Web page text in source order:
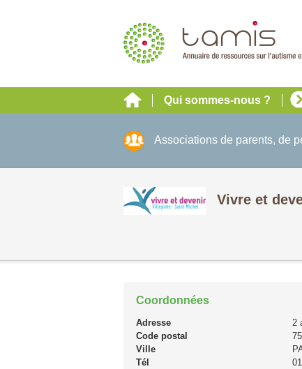
Qui sommes-nous ?
Associations de parents, de
Vivre et
Coordonnées
Adresse
2
Code postal
Ville
Tél